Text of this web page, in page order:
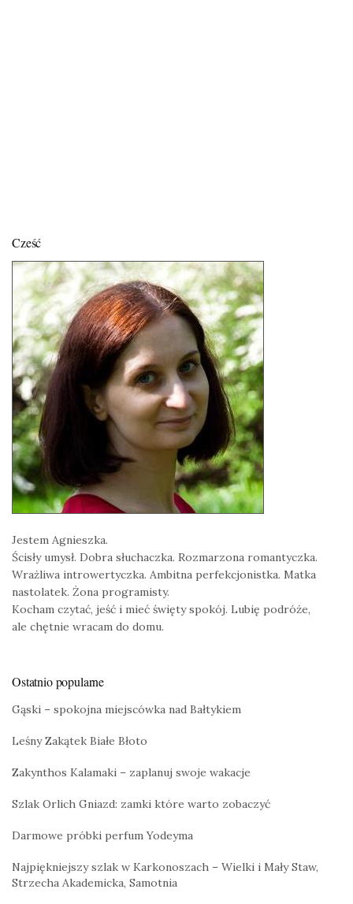
Cześć
Jestem Agnieszka.
Ścisły umysł. Dobra słuchaczka. Rozmarzona romantyczka.
Wrażliwa introwertyczka. Ambitna perfekcjonistka. Matka
nastolatek. Żona programisty.
Kocham czytać, jeść i mieć święty spokój. Lubię podróże,
ale chętnie wracam do domu.
Ostatnio popularne
Gąski – spokojna miejscówka nad Bałtykiem
Leśny Zakątek Białe Błoto
Zakynthos Kalamaki – zaplanuj swoje wakacje
Szlak Orlich Gniazd: zamki które warto zobaczyć
Darmowe próbki perfum Yodeyma
Najpiękniejszy szlak w Karkonoszach – Wielki i Mały Staw,
Strzecha Akademicka, Samotnia